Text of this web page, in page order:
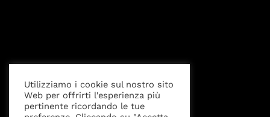
Privacy Policy Cookies settings Note Legali
Utilizziamo i cookie sul nostro sito
Web per offrirti l'esperienza più
pertinente ricordando le tue